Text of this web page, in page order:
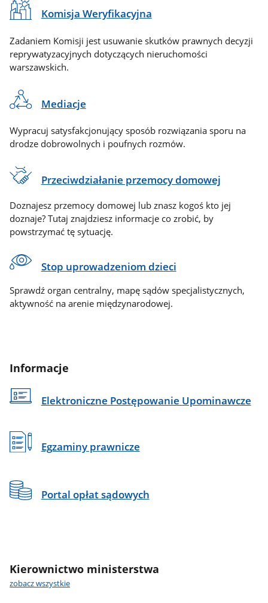
Komisja Weryfikacyjna
Zadaniem Komisji jest usuwanie skutków prawnych decyzji
reprywatyzacyjnych dotyczących nieruchomości
warszawskich.
Mediacje
Wypracuj satysfakcjonujący sposób rozwiązania sporu na
drodze dobrowolnych i poufnych rozmów.
Przeciwdziałanie przemocy domowej
Doznajesz przemocy domowej lub znasz kogoś kto jej
doznaje? Tutaj znajdziesz informacje co zrobić, by
powstrzymać tę sytuację.
Stop uprowadzeniom dzieci
Sprawdź organ centralny, mapę sądów specjalistycznych,
aktywność na arenie międzynarodowej.
Informacje
Elektroniczne Postępowanie Upominawcze
Egzaminy prawnicze
Portal opłat sądowych
Kierownictwo ministerstwa
zobacz wszystkie